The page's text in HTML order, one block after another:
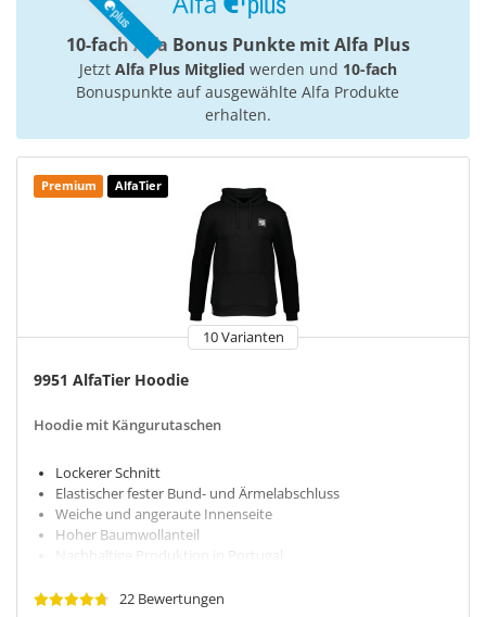
10-fach Alfa Bonus Punkte mit Alfa Plus
Jetzt Alfa Plus Mitglied werden und 10-fach
Bonuspunkte auf ausgewählte Alfa Produkte
erhalten.
Premium AlfaTier
10 Varianten
9951 AlfaTier Hoodie
Hoodie mit Kängurutaschen
Lockerer Schnitt
Elastischer fester Bund- und Ärmelabschluss
Weiche und angeraute Innenseite
Hoher Baumwollanteil
Nachhaltige Produktion in Portugal
22 Bewertungen